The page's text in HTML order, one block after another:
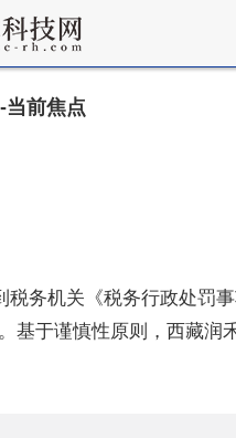
当前焦点
务机关《税务行政处罚
于谨慎性原则，西藏润